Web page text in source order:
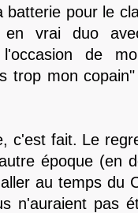
batterie pour le
en vrai duo
de
trop mon
c'est fait. Le
époque (en
au temps du
n'auraient pas